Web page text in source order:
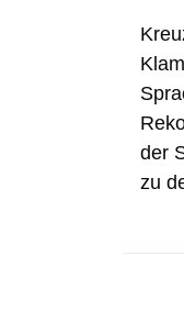
der
zu